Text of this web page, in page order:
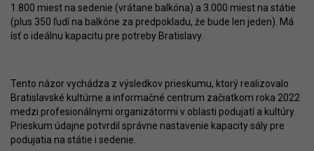
1.800 miest na sedenie (vrátane balkóna) a 3.000 miest na státie
(plus 350 ľudí na balkóne za predpokladu, že bude len jeden). Má
ísť o ideálnu kapacitu pre potreby Bratislavy.
Tento názor vychádza z výsledkov prieskumu, ktorý realizovalo
Bratislavské kultúrne a informačné centrum začiatkom roka 2022
medzi profesionálnymi organizátormi v oblasti podujatí a kultúry.
Prieskum údajne potvrdil správne nastavenie kapacity sály pre
podujatia na státie i sedenie.